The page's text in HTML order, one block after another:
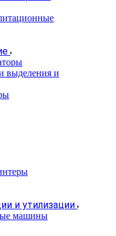
выделения и
и утилизации
машины